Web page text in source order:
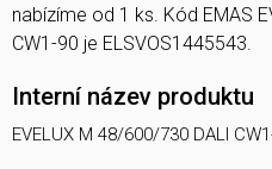
nabízíme od 1 ks. Kód EMAS
CW1-90 je ELSVOS1445543.
Interní název produktu
EVELUX M 48/600/730 DALI